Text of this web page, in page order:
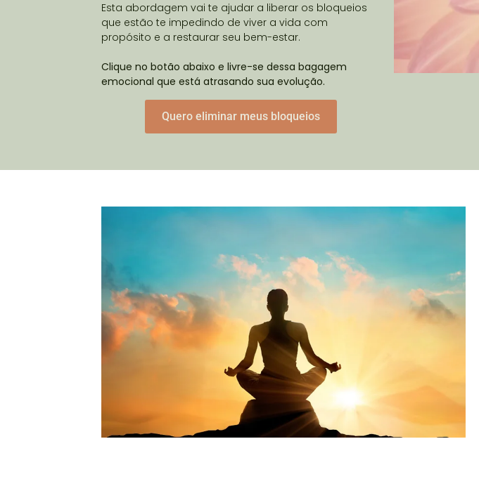
Esta abordagem vai te ajudar a liberar os bloqueios
que estão te impedindo de viver a vida com
propósito e a restaurar seu bem-estar.
Clique no botão abaixo e livre-se dessa bagagem
emocional que está atrasando sua evolução.
Quero eliminar meus bloqueios